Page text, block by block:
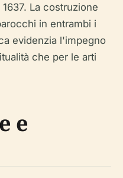
La costruzione
in entrambi i
evidenzia l'impegno
che per le arti
e